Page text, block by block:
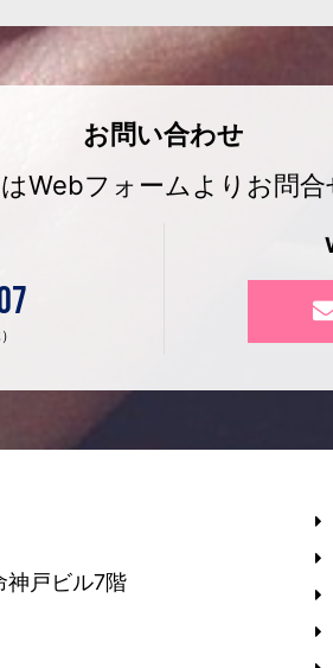
お問い合わせ
Webフォームよりお問合
神戸ビル7階